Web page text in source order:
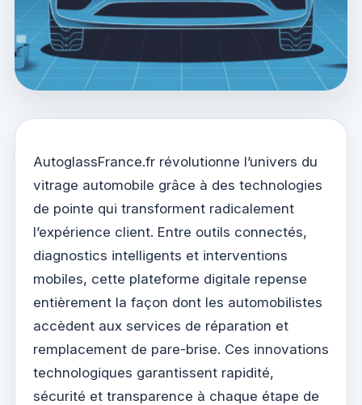
AutoglassFrance.fr révolutionne l’univers du
vitrage automobile grâce à des technologies
de pointe qui transforment radicalement
l’expérience client. Entre outils connectés,
diagnostics intelligents et interventions
mobiles, cette plateforme digitale repense
entièrement la façon dont les automobilistes
accèdent aux services de réparation et
remplacement de pare-brise. Ces innovations
technologiques garantissent rapidité,
sécurité et transparence à chaque étape de